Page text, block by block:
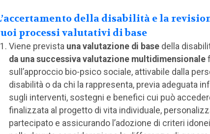
della disabilità e la
processi valutativi di base
Viene prevista una valutazione di basedella
da una successiva valutazione multidimensionale
sull’approccio bio-psico sociale, attivabile dalla
disabilità o da chi la rappresenta, previa adeguata
sugli interventi, sostegni e benefici cui può
finalizzata al progetto di vita individuale,
partecipato e assicurando l’adozione di criteri